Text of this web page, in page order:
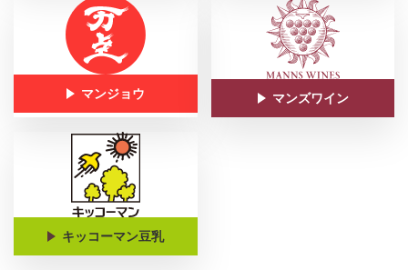
マンジョウ マンズワイン
キッコーマン豆乳